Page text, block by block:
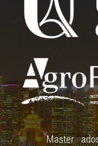
Master